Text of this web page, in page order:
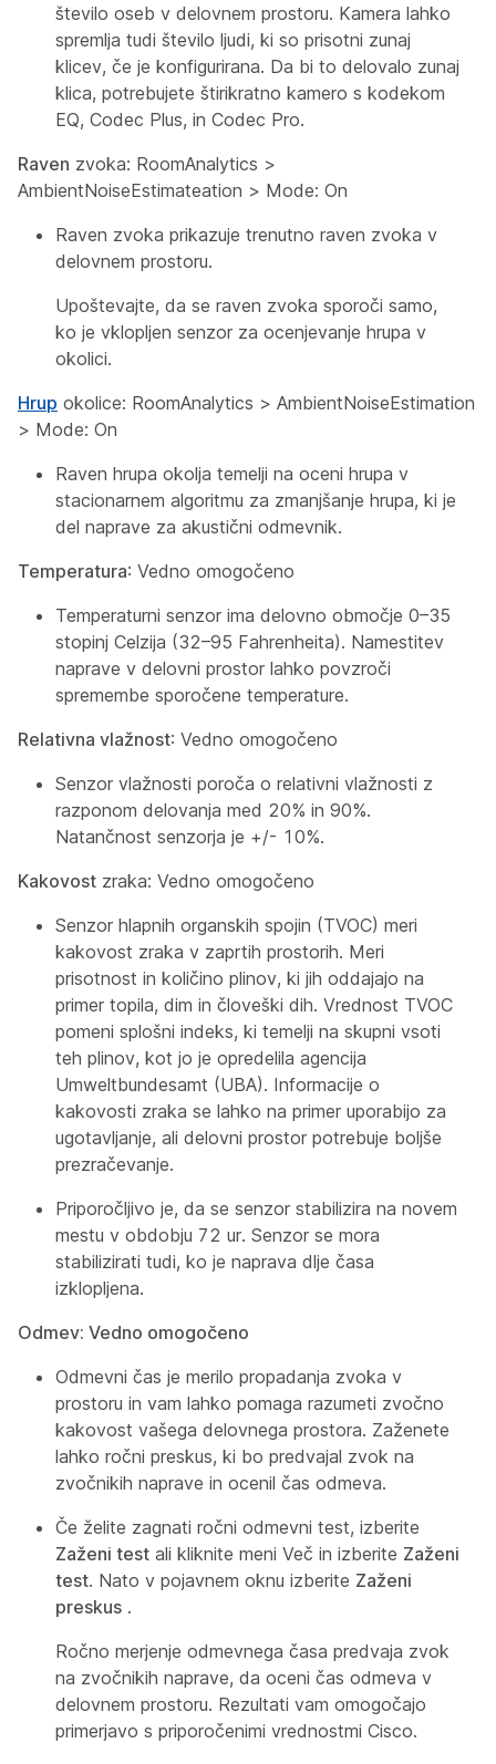
število oseb v delovnem prostoru. Kamera lahko
spremlja tudi število ljudi, ki so prisotni zunaj
klicev, če je konfigurirana. Da bi to delovalo zunaj
klica, potrebujete štirikratno kamero s kodekom
EQ, Codec Plus, in Codec Pro.
Raven zvoka: RoomAnalytics >
AmbientNoiseEstimateation > Mode: On
Raven zvoka prikazuje trenutno raven zvoka v
delovnem prostoru.
Upoštevajte, da se raven zvoka sporoči samo,
ko je vklopljen senzor za ocenjevanje hrupa v
okolici.
Hrup okolice: RoomAnalytics > AmbientNoiseEstimation
> Mode: On
Raven hrupa okolja temelji na oceni hrupa v
stacionarnem algoritmu za zmanjšanje hrupa, ki je
del naprave za akustični odmevnik.
Temperatura: Vedno omogočeno
Temperaturni senzor ima delovno območje 0–35
stopinj Celzija (32–95 Fahrenheita). Namestitev
naprave v delovni prostor lahko povzroči
spremembe sporočene temperature.
Relativna vlažnost: Vedno omogočeno
Senzor vlažnosti poroča o relativni vlažnosti z
razponom delovanja med 20% in 90%.
Natančnost senzorja je +/- 10%.
Kakovost zraka: Vedno omogočeno
Senzor hlapnih organskih spojin (TVOC) meri
kakovost zraka v zaprtih prostorih. Meri
prisotnost in količino plinov, ki jih oddajajo na
primer topila, dim in človeški dih. Vrednost TVOC
pomeni splošni indeks, ki temelji na skupni vsoti
teh plinov, kot jo je opredelila agencija
Umweltbundesamt (UBA). Informacije o
kakovosti zraka se lahko na primer uporabijo za
ugotavljanje, ali delovni prostor potrebuje boljše
prezračevanje.
Priporočljivo je, da se senzor stabilizira na novem
mestu v obdobju 72 ur. Senzor se mora
stabilizirati tudi, ko je naprava dlje časa
izklopljena.
Odmev: Vedno omogočeno
Odmevni čas je merilo propadanja zvoka v
prostoru in vam lahko pomaga razumeti zvočno
kakovost vašega delovnega prostora. Zaženete
lahko ročni preskus, ki bo predvajal zvok na
zvočnikih naprave in ocenil čas odmeva.
Če želite zagnati ročni odmevni test, izberite
Zaženi test ali kliknite meni Več in izberite Zaženi
test. Nato v pojavnem oknu izberite Zaženi
preskus .
Ročno merjenje odmevnega časa predvaja zvok
na zvočnikih naprave, da oceni čas odmeva v
delovnem prostoru. Rezultati vam omogočajo
primerjavo s priporočenimi vrednostmi Cisco.